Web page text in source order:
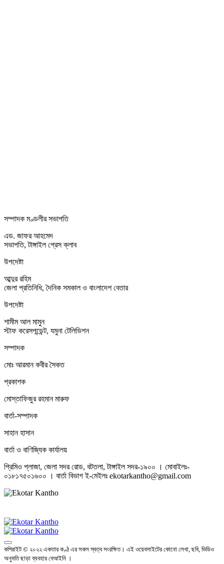
সম্পাদক মণ্ডলীর সভাপতি
এড. জাফর আহমেদ
সভাপতি, টাঙ্গাইল প্রেস ক্লাব
উপদেষ্টা
আব্দুর রহিম
জেলা প্রতিনিধি, দৈনিক সমকাল ও বাংলাদেশ বেতার
উপদেষ্টা
শামীম আল মামুন
স্টাফ করেসপন্ডেন্ট, যমুনা টেলিভিশন
সম্পাদক
মোঃ আরমান কবীর সৈকত
প্রকাশক
মোস্তাফিজুর রহমান মারুফ
বার্তা-সম্পাদক
সাহান হাসান
বার্তা ও বাণিজ্যিক কার্যালয়
প্রিমিও প্লাজা, জেলা সদর রোড, বটতলা, টাঙ্গাইল সদর-১৯০০ । মোবাইলঃ-
০১৮১৭৫০১৬০০ । বার্তা বিভাগ ই-মেইলঃ ekotarkantho@gmail.com
কপিরাইট © ২০২২ একতার কণ্ঠ এর সকল স্বত্ব সংরক্ষিত। এই ওয়েবসাইটের কোনো লেখা, ছবি, ভিডিও
অনুমতি ছাড়া ব্যবহার বেআইনি ।